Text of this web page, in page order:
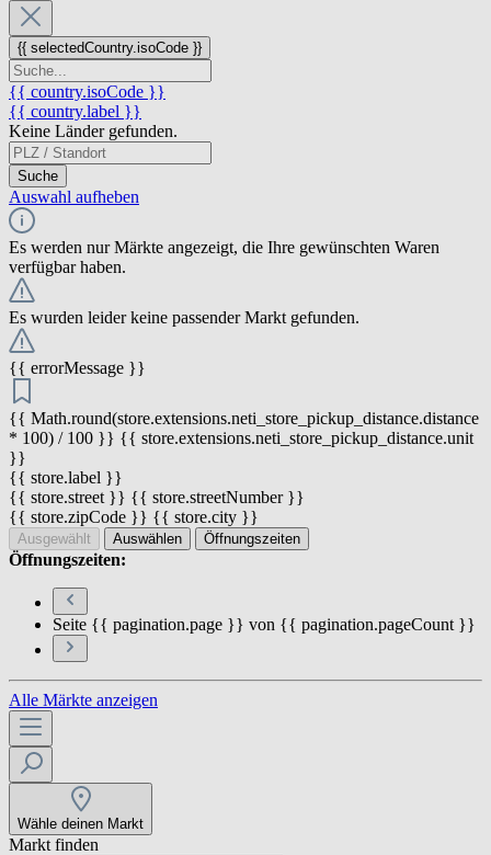
{{ selectedCountry.isoCode }}
{{ country.isoCode }}
{{ country.label }}
Keine Länder gefunden.
Suche
Auswahl aufheben
Es werden nur Märkte angezeigt, die Ihre gewünschten Waren
verfügbar haben.
Es wurden leider keine passender Markt gefunden.
{{ errorMessage }}
{{ Math.round(store.extensions.neti_store_pickup_distance.distance
* 100) / 100 }} {{ store.extensions.neti_store_pickup_distance.unit
}}
{{ store.label }}
{{ store.street }} {{ store.streetNumber }}
{{ store.zipCode }} {{ store.city }}
Ausgewählt Auswählen Öffnungszeiten
Öffnungszeiten:
Seite {{ pagination.page }} von {{ pagination.pageCount }}
Alle Märkte anzeigen
Wähle deinen Markt
Markt finden